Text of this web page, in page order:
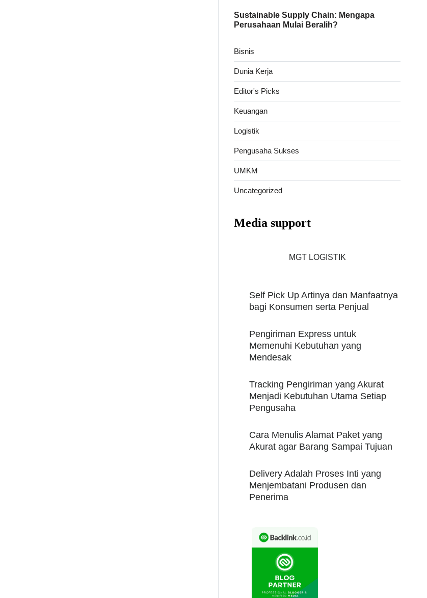
Sustainable Supply Chain: Mengapa
Perusahaan Mulai Beralih?
Bisnis
Dunia Kerja
Editor's Picks
Keuangan
Logistik
Pengusaha Sukses
UMKM
Uncategorized
Media support
MGT LOGISTIK
Self Pick Up Artinya dan Manfaatnya
bagi Konsumen serta Penjual
Pengiriman Express untuk
Memenuhi Kebutuhan yang
Mendesak
Tracking Pengiriman yang Akurat
Menjadi Kebutuhan Utama Setiap
Pengusaha
Cara Menulis Alamat Paket yang
Akurat agar Barang Sampai Tujuan
Delivery Adalah Proses Inti yang
Menjembatani Produsen dan
Penerima